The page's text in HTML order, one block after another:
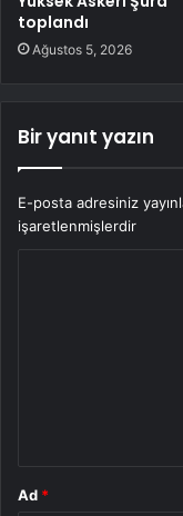
toplandı
Ağustos 5, 2026
Bir yanıt yazın
E-posta adresiniz
işaretlenmişlerdir
Ad *